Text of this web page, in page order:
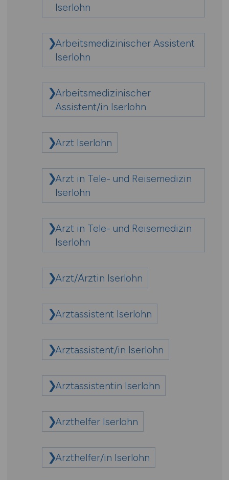
Iserlohn
Arbeitsmedizinischer Assistent
Iserlohn
Arbeitsmedizinischer
Assistent/in Iserlohn
Arzt Iserlohn
Arzt in Tele- und Reisemedizin
Iserlohn
Arzt in Tele- und Reisemedizin
Iserlohn
Arzt/Ärztin Iserlohn
Arztassistent Iserlohn
Arztassistent/in Iserlohn
Arztassistentin Iserlohn
Arzthelfer Iserlohn
Arzthelfer/in Iserlohn